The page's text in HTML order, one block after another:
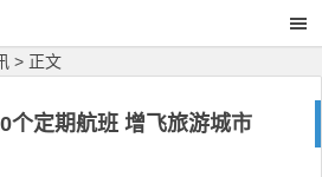
> 正文
个定期航班 增飞旅游城市